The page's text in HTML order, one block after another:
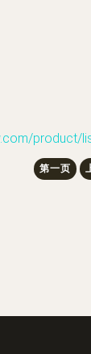
product/
第一页